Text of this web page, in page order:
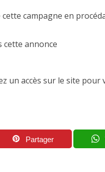
campagne en
cette annonce
un accès sur le site pour
Partager